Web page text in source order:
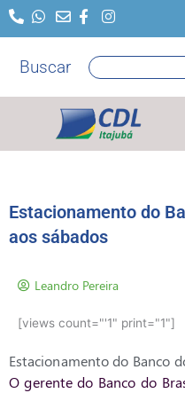
para
conteúdo
Buscar Pesquisar
Estacionamento do
aos sábados
Leandro Pereira
[views count="'1" print="1"]
Estacionamento do Banco
O gerente do Banco do